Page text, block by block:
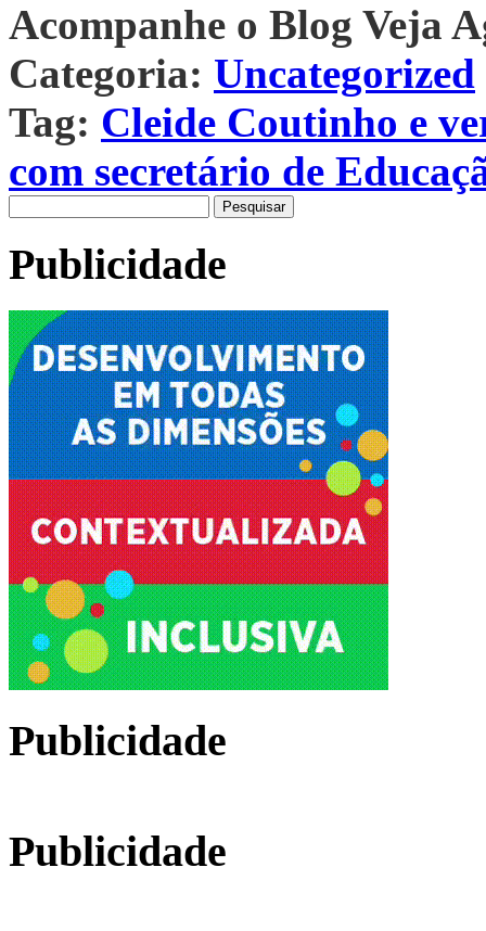
Acompanhe o Blog Veja
Categoria: Uncategorized
Tag: Cleide Coutinho e
com secretário de
por:
Publicidade
Publicidade
Publicidade